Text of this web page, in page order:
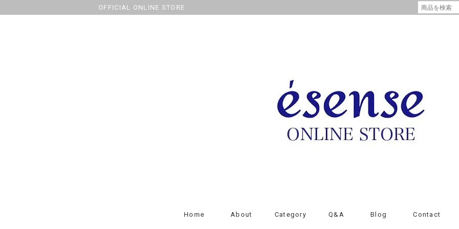
OFFICIAL ONLINE STORE
Home About Category Q&A Blog Contact